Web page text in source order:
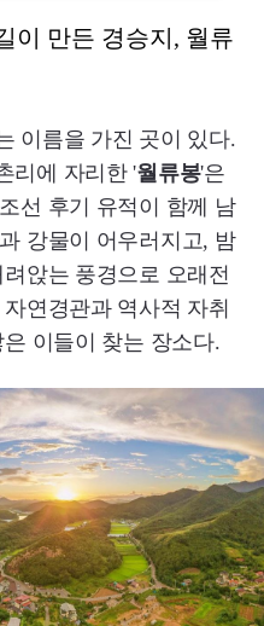
이 만든 경승지, 월류
이름을 가진 곳이 있다.
리에 자리한 '월류봉'은
선 후기 유적이 함께 남
강물이 어우러지고, 밤
앉는 풍경으로 오래전
연경관과 역사적 자취
이들이 찾는 장소다.